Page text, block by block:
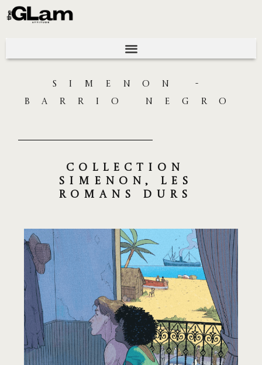
SIMENON -
BARRIO NEGRO
collection
simenon, les
romans durs